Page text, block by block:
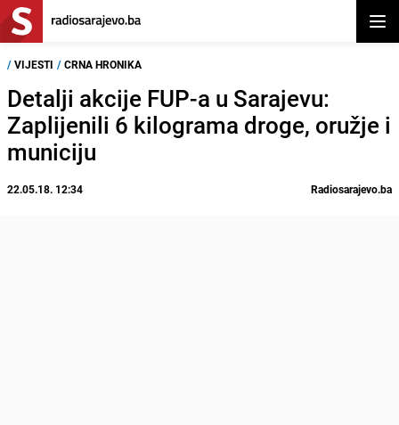
/ VIJESTI / CRNA HRONIKA
Detalji akcije FUP-a u Sarajevu:
Zaplijenili 6 kilograma droge, oružje i
municiju
22.05.18. 12:34 Radiosarajevo.ba